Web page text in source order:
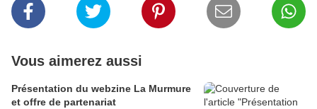
Vous aimerez aussi
Présentation du webzine La Murmure
et offre de partenariat